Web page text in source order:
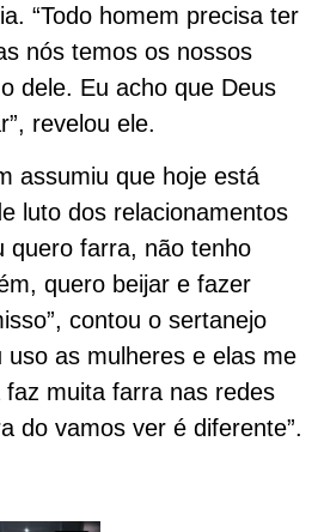
“Todo homem precisa ter
nós temos os nossos
dele. Eu acho que Deus
revelou ele.
assumiu que hoje está
luto dos relacionamentos
quero farra, não tenho
quero beijar e fazer
contou o sertanejo
uso as mulheres e elas me
faz muita farra nas redes
do vamos ver é diferente”.